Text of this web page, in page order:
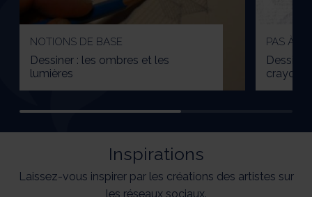
NOTIONS DE BASE
Dessiner : les ombres et les
lumières
PAS À
Inspirations
Laissez-vous inspirer par les créations des artistes sur
les réseaux sociaux.